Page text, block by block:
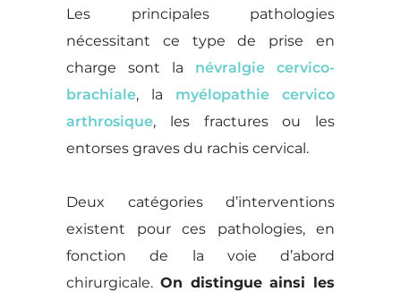
Les principales pathologies
nécessitant ce type de prise en
charge sont la névralgie cervico-
brachiale, la myélopathie cervico
arthrosique, les fractures ou les
entorses graves du rachis cervical.
Deux catégories d’interventions
existent pour ces pathologies, en
fonction de la voie d’abord
chirurgicale. On distingue ainsi les